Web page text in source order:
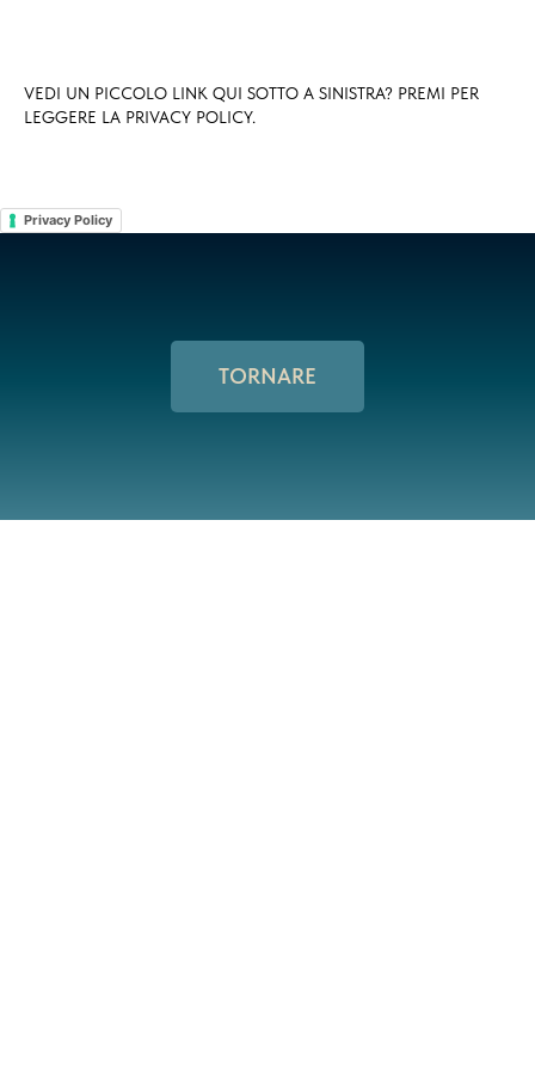
VEDI UN PICCOLO LINK QUI SOTTO A SINISTRA? PREMI PER
LEGGERE LA PRIVACY POLICY.
Privacy Policy
TORNARE